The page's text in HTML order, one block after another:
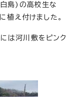
白島)の高校生な
え付けました。
は河川敷をピンク